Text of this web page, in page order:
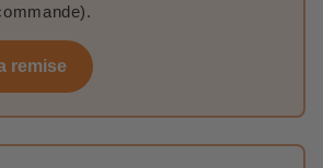
remise